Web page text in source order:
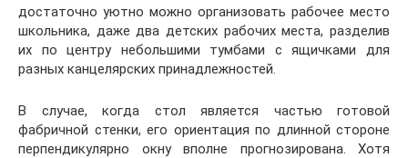
достаточно уютно можно организовать рабочее место
школьника, даже два детских рабочих места, разделив
их по центру небольшими тумбами с ящичками для
разных канцелярских принадлежностей.
В случае, когда стол является частью готовой
фабричной стенки, его ориентация по длинной стороне
перпендикулярно окну вполне прогнозирована. Хотя